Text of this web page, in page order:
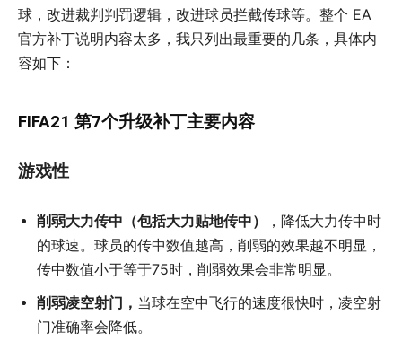
球，改进裁判判罚逻辑，改进球员拦截传球等。整个 EA
官方补丁说明内容太多，我只列出最重要的几条，具体内
容如下：
FIFA21 第7个升级补丁主要内容
游戏性
削弱大力传中（包括大力贴地传中）
，降低大力传中时
的球速。球员的传中数值越高，削弱的效果越不明显，
传中数值小于等于75时，削弱效果会非常明显。
削弱凌空射门， 当球在空中飞行的速度很快时，凌空射
门准确率会降低。